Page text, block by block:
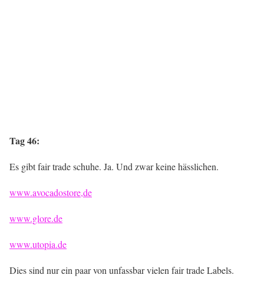
Tag 46:
Es gibt fair trade schuhe. Ja. Und zwar keine hässlichen.
www.avocadostore,de
www.glore.de
www.utopia.de
Dies sind nur ein paar von unfassbar vielen fair trade Labels.